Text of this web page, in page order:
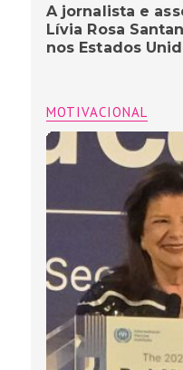
A jornalista e
Lívia Rosa
nos Estados
MOTIVACIONAL